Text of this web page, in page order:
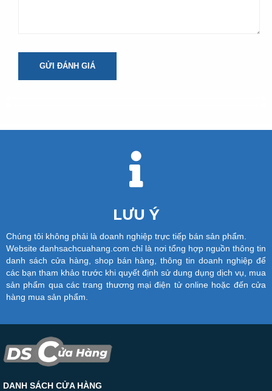
GỬI ĐÁNH GIÁ
LƯU Ý
Chúng tôi không phải là doanh nghiệp trực tiếp bán sản phẩm.
Website danhsachcuahang.com chỉ là nơi tổng hợp nguồn thông tin
danh sách cửa hàng, shop bán hàng, thông tin doanh nghiệp để
các bạn tham khảo trước khi quyết định sử dung dụng dịch vụ, mua
sản phẩm qua các trang thương mại điện tử online hoặc đến cửa
hàng mua sản phẩm.
DANH SÁCH CỬA HÀNG